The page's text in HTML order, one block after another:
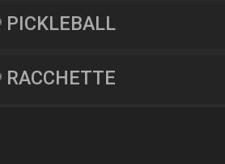
PICKLEBALL
RACCHETTE